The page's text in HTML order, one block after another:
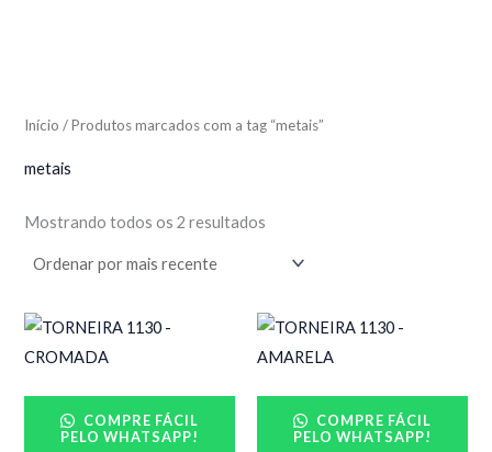
Início / Produtos marcados com a tag “metais”
metais
Mostrando todos os 2 resultados
COMPRE FÁCIL
PELO WHATSAPP!
COMPRE FÁCIL
PELO WHATSAPP!